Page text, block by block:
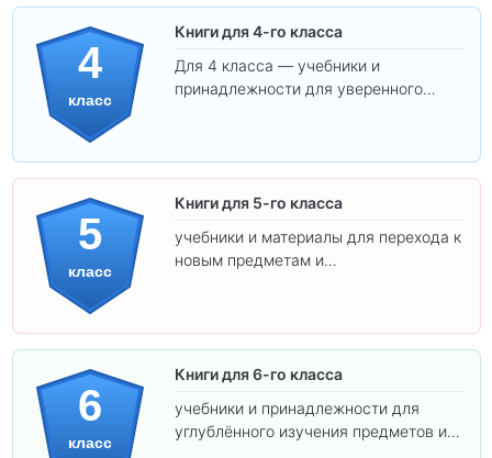
4
класс
Книги для 4-го класса
Для 4 класса — учебники и
принадлежности для уверенного
5
класс
Книги для 5-го класса
учебники и материалы для перехода к
новым предметам и
6
класс
Книги для 6-го класса
учебники и принадлежности для
углублённого изучения предметов и